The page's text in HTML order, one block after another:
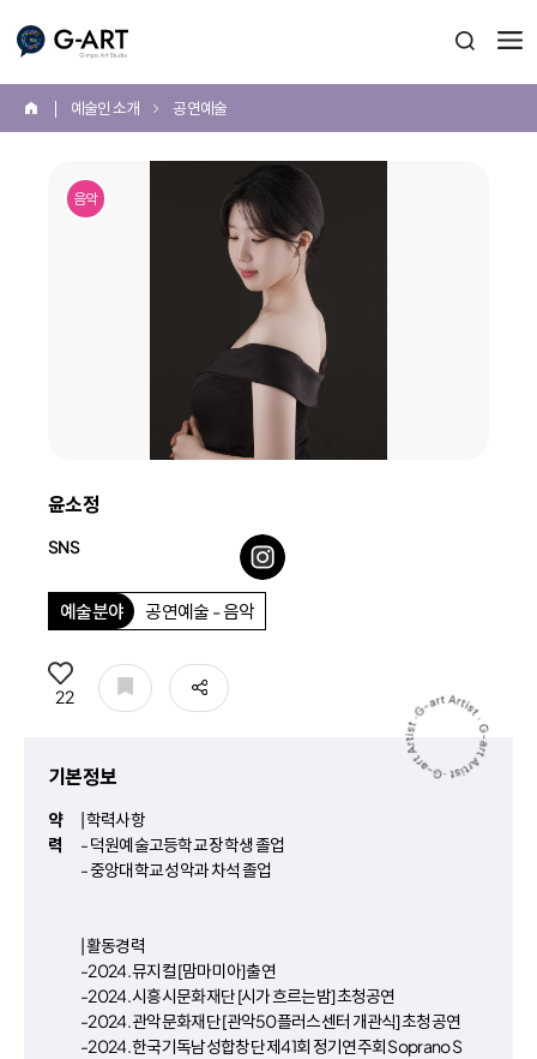
G-ART 검색 열
홈 예술인 소개 공연예술
음악
윤소정
SNS
예술분야 공연예술 - 음악
22 공유
기본정보
약
력
| 학력사항
- 덕원예술고등학교 장학생 졸업
- 중앙대학교 성악과 차석 졸업
| 활동경력
-2024. 뮤지컬 [맘마미아] 출연
-2024. 시흥시문화재단 [시가 흐르는밤] 초청공연
-2024. 관악문화재단 [관악50플러스센터 개관식] 초청공연
-2024. 한국기독남성합창단 제41회 정기연주회 Soprano S